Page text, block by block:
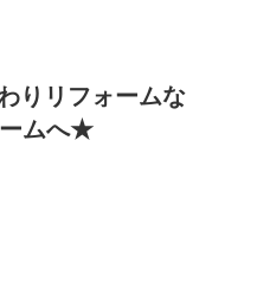
りリフォームな
ムへ★